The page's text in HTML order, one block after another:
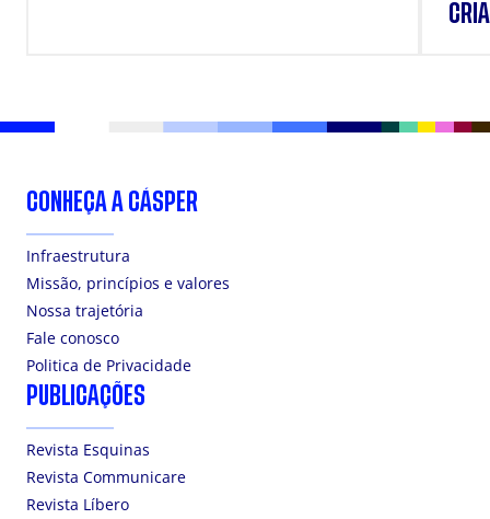
CONHEÇA A CÁSPER
Infraestrutura
Missão, princípios e valores
Nossa trajetória
Fale conosco
Politica de Privacidade
PUBLICAÇÕES
Revista Esquinas
Revista Communicare
Revista Líbero